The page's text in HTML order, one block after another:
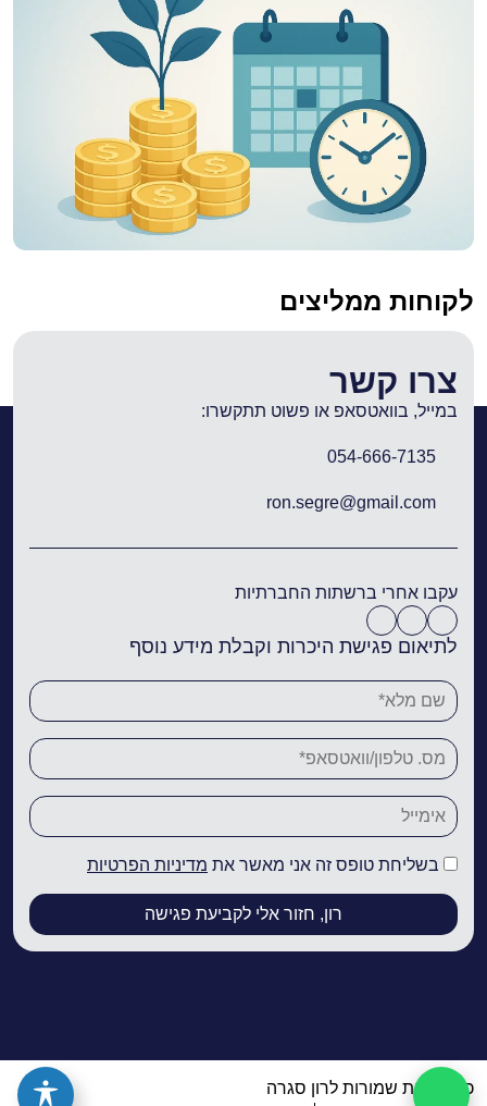
לקוחות ממליצים
צרו קשר
במייל, בוואטסאפ או פשוט תתקשרו:
054-666-7135
ron.segre@gmail.com
עקבו אחרי ברשתות החברתיות
לתיאום פגישת היכרות וקבלת מידע נוסף
בשליחת טופס זה אני מאשר את מדיניות הפרטיות
כל הזכויות שמורות לרון סגרה